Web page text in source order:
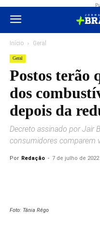
Início Geral
Geral
Postos terão
dos
depois da
Decreto assinado por Jair
consumidores comparem
Por Redação - 7 de julho de 2022
Foto: Tânia Rêgo